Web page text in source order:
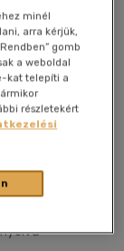
minél
arra kérjük,
gomb
a weboldal
kat telepíti a
részletekért